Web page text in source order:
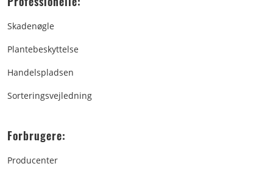
Skadenøgle
Plantebeskyttelse
Handelspladsen
Sorteringsvejledning
Forbrugere:
Producenter